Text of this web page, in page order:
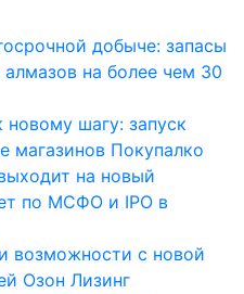
добыче: запасы
на более чем 30
новому шагу: запуск
магазинов Покупалко
на новый
по МСФО и IPO в
возможности с новой
Озон Лизинг